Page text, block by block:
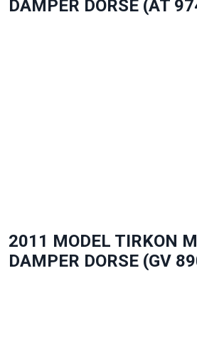
DAMPER DORSE (AT
2011 MODEL TIRKON
DAMPER DORSE (GV